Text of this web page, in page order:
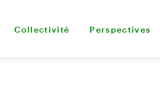
Collectivité Perspectives